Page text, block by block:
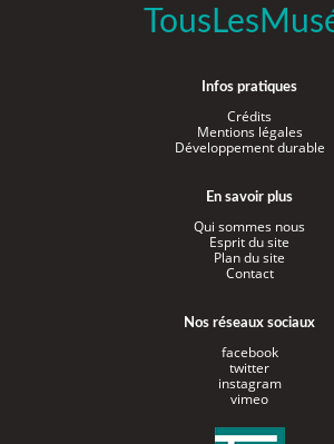
Infos pratiques
Crédits
Mentions légales
Développement durable
En savoir plus
Qui sommes nous
Esprit du site
Plan du site
Contact
Nos réseaux sociaux
facebook
twitter
instagram
vimeo